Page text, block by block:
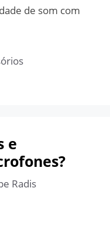
de som com
e
Radis